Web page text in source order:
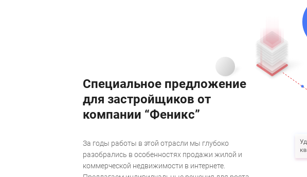
Специальное предложение
для застройщиков от
компании “Феникс”
За годы работы в этой отрасли мы глубоко
разобрались в особенностях продажи жилой и
коммерческой недвижимости в интернете.